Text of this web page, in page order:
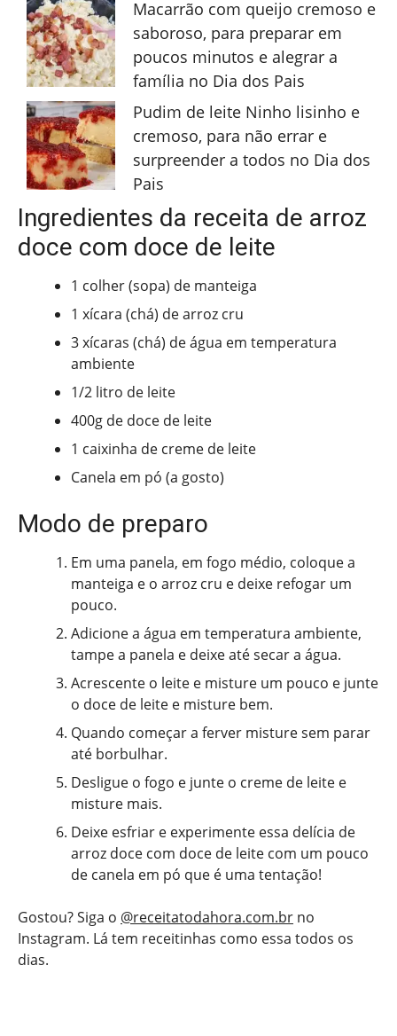
Macarrão com queijo cremoso e
saboroso, para preparar em
poucos minutos e alegrar a
família no Dia dos Pais
Pudim de leite Ninho lisinho e
cremoso, para não errar e
surpreender a todos no Dia dos
Pais
Ingredientes da receita de arroz
doce com doce de leite
1 colher (sopa) de manteiga
1 xícara (chá) de arroz cru
3 xícaras (chá) de água em temperatura
ambiente
1/2 litro de leite
400g de doce de leite
1 caixinha de creme de leite
Canela em pó (a gosto)
Modo de preparo
Em uma panela, em fogo médio, coloque a
manteiga e o arroz cru e deixe refogar um
pouco.
Adicione a água em temperatura ambiente,
tampe a panela e deixe até secar a água.
Acrescente o leite e misture um pouco e junte
o doce de leite e misture bem.
Quando começar a ferver misture sem parar
até borbulhar.
Desligue o fogo e junte o creme de leite e
misture mais.
Deixe esfriar e experimente essa delícia de
arroz doce com doce de leite com um pouco
de canela em pó que é uma tentação!
Gostou? Siga o @receitatodahora.com.br no
Instagram. Lá tem receitinhas como essa todos os
dias.